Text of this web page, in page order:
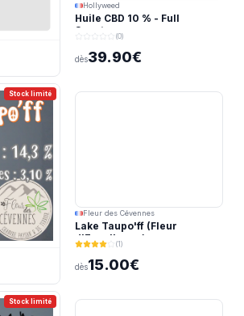
Hollyweed
Huile CBD 10 % - Full
Spectrum
(0)
dès39.90€
Stock limité
Fleur des Cévennes
Lake Taupo'ff (Fleur
d'Excellence)
(1)
dès15.00€
Stock limité